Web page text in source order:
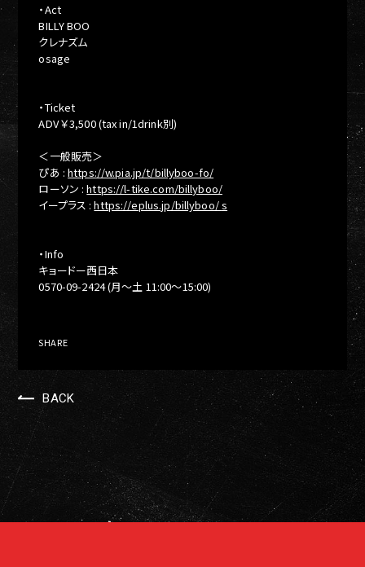
・Act
BILLY BOO
クレナズム
osage
・Ticket
ADV ￥3,500 (tax in/1drink別)
＜一般販売＞
ぴあ :https://w.pia.jp/t/billyboo-fo/
ローソン :https://l-tike.com/billyboo/
イープラス :https://eplus.jp/billyboo/s
・Info
キョードー西日本
0570-09-2424 (月～土 11:00～15:00)
SHARE
BACK